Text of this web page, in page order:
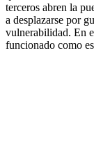
terceros abren la
a desplazarse por
vulnerabilidad. En
funcionado como